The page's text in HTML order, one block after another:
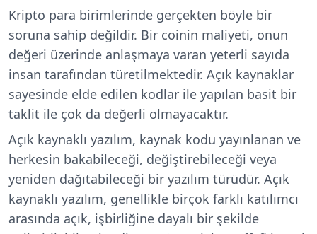
Kripto para birimlerinde gerçekten böyle bir
soruna sahip değildir. Bir coinin maliyeti, onun
değeri üzerinde anlaşmaya varan yeterli sayıda
insan tarafından türetilmektedir. Açık kaynaklar
sayesinde elde edilen kodlar ile yapılan basit bir
taklit ile çok da değerli olmayacaktır.
Açık kaynaklı yazılım, kaynak kodu yayınlanan ve
herkesin bakabileceği, değiştirebileceği veya
yeniden dağıtabileceği bir yazılım türüdür. Açık
kaynaklı yazılım, genellikle birçok farklı katılımcı
arasında açık, işbirliğine dayalı bir şekilde